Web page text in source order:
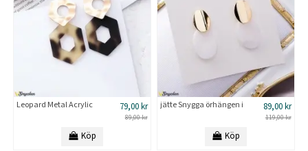
Leopard Metal Acrylic
79,00 kr
89,00 kr
Köp
jätte Snygga örhängen i
89,00 kr
119,00 kr
Köp